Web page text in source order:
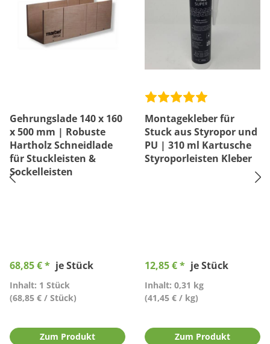
Gehrungslade 140 x 160
x 500 mm | Robuste
Hartholz Schneidlade
für Stuckleisten &
Sockelleisten
68,85 € * je Stück
Inhalt: 1 Stück
(68,85 € / Stück)
Zum Produkt
Montagekleber für
Stuck aus Styropor und
PU | 310 ml Kartusche
Styroporleisten Kleber
12,85 € * je Stück
Inhalt: 0,31 kg
(41,45 € / kg)
Zum Produkt